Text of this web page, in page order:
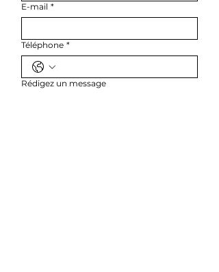
E-mail *
Téléphone *
Rédigez un message